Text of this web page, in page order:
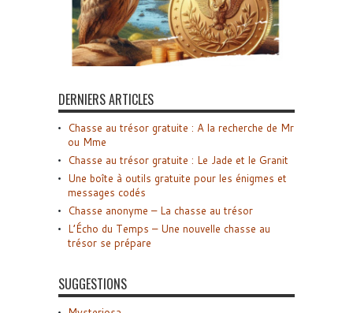
DERNIERS ARTICLES
Chasse au trésor gratuite : A la recherche de Mr
ou Mme
Chasse au trésor gratuite : Le Jade et le Granit
Une boîte à outils gratuite pour les énigmes et
messages codés
Chasse anonyme – La chasse au trésor
L’Écho du Temps – Une nouvelle chasse au
trésor se prépare
SUGGESTIONS